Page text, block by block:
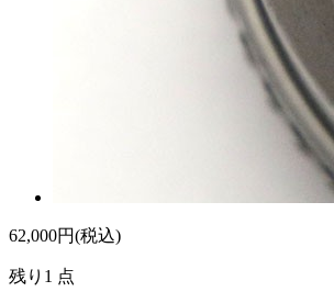
62,000円(税込)
残り1 点